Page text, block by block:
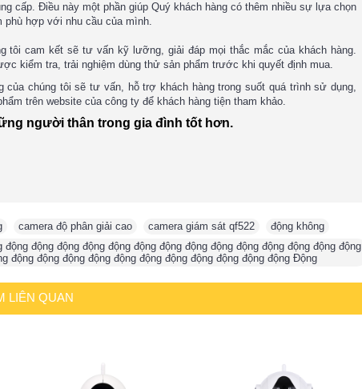
cấp. Điều này một phần giúp Quý khách hàng có thêm nhiều sự lựa chọn
phù hợp với nhu cầu của mình.
tôi cam kết sẽ tư vấn kỹ lưỡng, giải đáp mọi thắc mắc của khách hàng.
kiểm tra, trải nghiệm dùng thử sản phẩm trước khi quyết định mua.
chúng tôi sẽ tư vấn, hỗ trợ khách hàng trong suốt quá trình sử dụng,
trên website của công ty để khách hàng tiện tham khảo.
người thân trong gia đình tốt hơn.
camera độ phân giải cao camera giám sát qf522 động không
động động động động động động động động động động động động động
động động động động động động động động động động động Động
LIÊN QUAN